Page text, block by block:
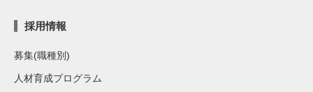
採用情報
募集(職種別)
人材育成プログラム